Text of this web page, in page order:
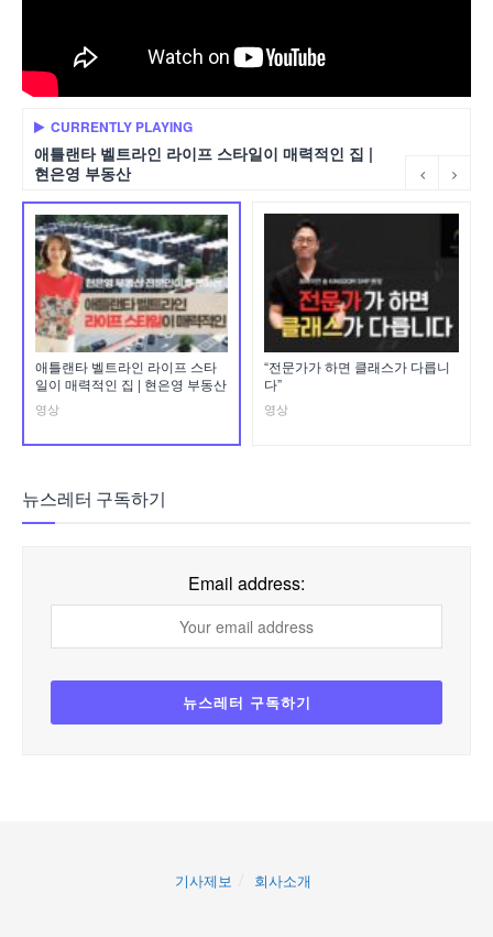
CURRENTLY PLAYING
애틀랜타 벨트라인 라이프 스타일이 매력적인 집 |
현은영 부동산
애틀랜타 벨트라인 라이프 스타
일이 매력적인 집 | 현은영 부동산
영상
“전문가가 하면 클래스가 다릅니
다”
영상
뉴스레터 구독하기
Email address:
기사제보 회사소개